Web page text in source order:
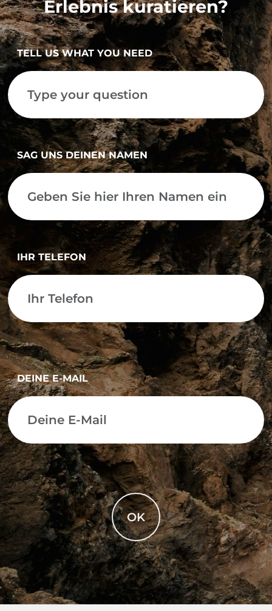
Erlebnis kuratieren?
TELL US WHAT YOU NEED
SAG UNS DEINEN NAMEN
IHR TELEFON
DEINE E-MAIL
OK